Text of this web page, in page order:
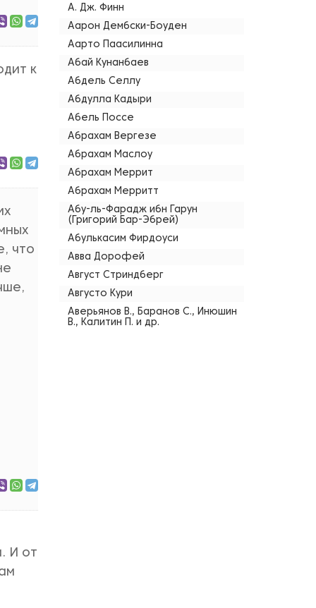
к
что
И от
А. Дж. Финн
Аарон Дембски-Боуден
Аарто Паасилинна
Абай Кунанбаев
Абдель Селлу
Абдулла Кадыри
Абель Поссе
Абрахам Вергезе
Абрахам Маслоу
Абрахам Меррит
Абрахам Мерритт
Абу-ль-Фарадж ибн Гарун
(Григорий Бар-Эбрей)
Абулькасим Фирдоуси
Авва Дорофей
Август Стриндберг
Августо Кури
Аверьянов В., Баранов С., Инюшин
В., Калитин П. и др.